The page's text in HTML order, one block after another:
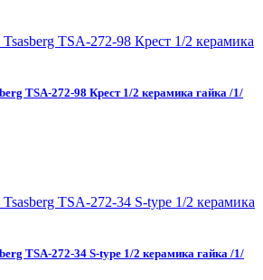
TSA-272-98 Крест 1/2 керамика гайка /1/
TSA-272-34 S-type 1/2 керамика гайка /1/